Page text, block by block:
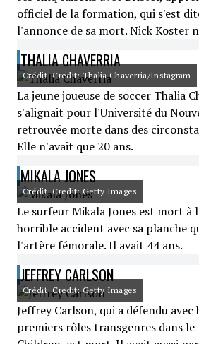
officiel de la formation, qui s'est
l'annonce de sa mort. Nick Koster
THALIA CHAVERRIA
Crédit: Credit: Thalia Chaverria/Instagram
La jeune joueuse de soccer Thalia
s'alignait pour l'Université du
retrouvée morte dans des
Elle n'avait que 20 ans.
MIKALA JONES
Crédit: Credit: Getty Images
Le surfeur Mikala Jones est mort à
horrible accident avec sa planche
l'artère fémorale. Il avait 44 ans.
JEFFREY CARLSON
Crédit: Credit: Getty Images
Jeffrey Carlson, qui a défendu
premiers rôles transgenres dans